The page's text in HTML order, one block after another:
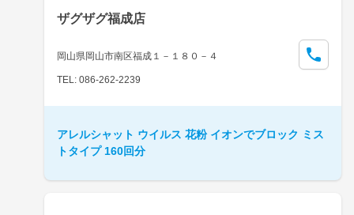
ザグザグ福成店
岡山県岡山市南区福成１－１８０－４
TEL: 086-262-2239
アレルシャット ウイルス 花粉 イオンでブロック ミス
トタイプ 160回分